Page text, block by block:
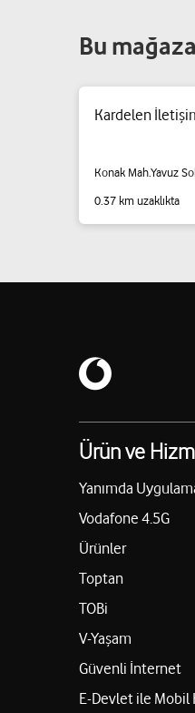
Bu
Kardelen
Konak Mah.Yavuz
0.37 km uzaklıkta
Ürün ve
Yanımda
Vodafone 4.5G
Ürünler
Toptan
TOBi
V-Yaşam
Güvenli İnternet
E-Devlet ile Mobil